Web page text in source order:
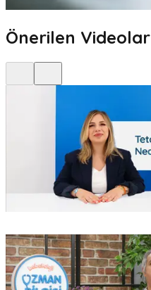
Önerilen Videolar